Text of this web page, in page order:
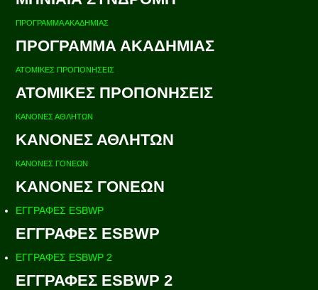
ΠΡΟΓΡΑΜΜΑ ΑΚΑΔΗΜΙΑΣ
ΠΡΟΓΡΑΜΜΑ ΑΚΑΔΗΜΙΑΣ
ΑΤΟΜΙΚΕΣ ΠΡΟΠΟΝΗΣΕΙΣ
ΑΤΟΜΙΚΕΣ ΠΡΟΠΟΝΗΣΕΙΣ
ΚΑΝΟΝΕΣ ΑΘΛΗΤΩΝ
ΚΑΝΟΝΕΣ ΑΘΛΗΤΩΝ
ΚΑΝΟΝΕΣ ΓΟΝΕΩΝ
ΚΑΝΟΝΕΣ ΓΟΝΕΩΝ
ΕΓΓΡΑΦΕΣ ESBWP
ΕΓΓΡΑΦΕΣ ESBWP
ΕΓΓΡΑΦΕΣ ESBWP 2
ΕΓΓΡΑΦΕΣ ESBWP 2